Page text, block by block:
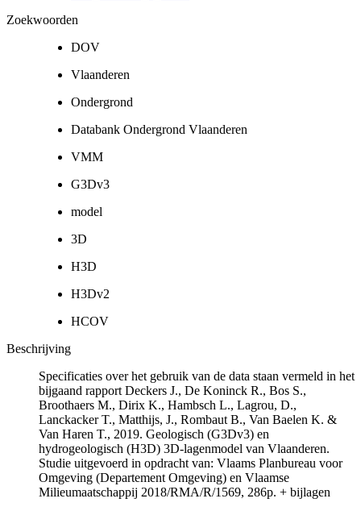
Zoekwoorden
DOV
Vlaanderen
Ondergrond
Databank Ondergrond Vlaanderen
VMM
G3Dv3
model
3D
H3D
H3Dv2
HCOV
Beschrijving
Specificaties over het gebruik van de data staan vermeld in het
bijgaand rapport Deckers J., De Koninck R., Bos S.,
Broothaers M., Dirix K., Hambsch L., Lagrou, D.,
Lanckacker T., Matthijs, J., Rombaut B., Van Baelen K. &
Van Haren T., 2019. Geologisch (G3Dv3) en
hydrogeologisch (H3D) 3D-lagenmodel van Vlaanderen.
Studie uitgevoerd in opdracht van: Vlaams Planbureau voor
Omgeving (Departement Omgeving) en Vlaamse
Milieumaatschappij 2018/RMA/R/1569, 286p. + bijlagen